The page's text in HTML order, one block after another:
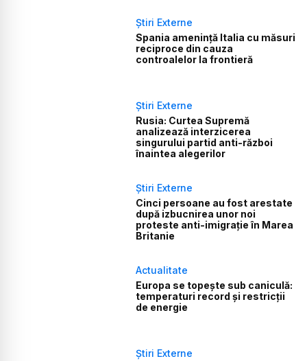
Știri Externe
Spania amenință Italia cu măsuri
reciproce din cauza
controalelor la frontieră
Știri Externe
Rusia: Curtea Supremă
analizează interzicerea
singurului partid anti-război
înaintea alegerilor
Știri Externe
Cinci persoane au fost arestate
după izbucnirea unor noi
proteste anti-imigrație în Marea
Britanie
Actualitate
Europa se topește sub caniculă:
temperaturi record și restricții
de energie
Știri Externe